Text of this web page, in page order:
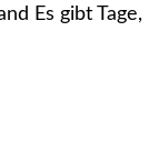
Es gibt Tage,